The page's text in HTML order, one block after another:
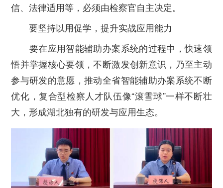
信、法律适用等，必须由检察官自主决定。
要坚持以用促学，提升实战应用能力
要在应用智能辅助办案系统的过程中，快速领
悟并掌握核心要领，不断激发创新意识，乃至主动
参与研发的意愿，推动全省智能辅助办案系统不断
优化，复合型检察人才队伍像“滚雪球”一样不断壮
大，形成湖北独有的研发与应用生态。